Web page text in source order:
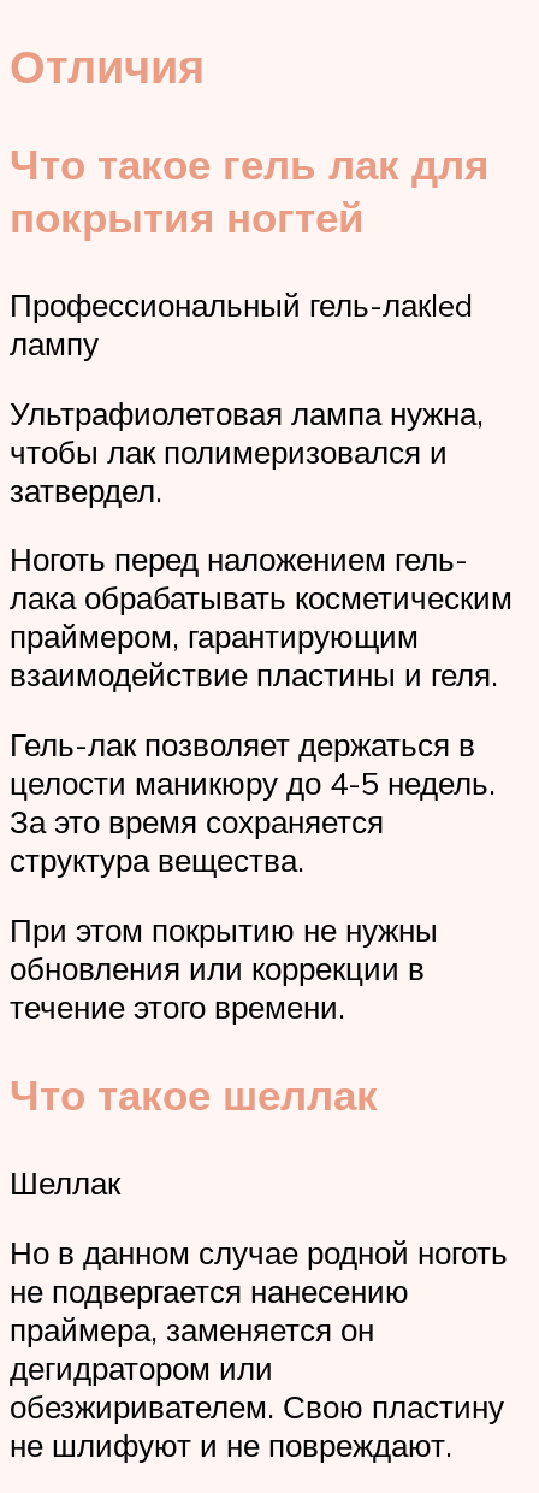
Отличия
Что такое гель лак для
покрытия ногтей
Профессиональный гель-лакled
лампу
Ультрафиолетовая лампа нужна,
чтобы лак полимеризовался и
затвердел.
Ноготь перед наложением гель-
лака обрабатывать косметическим
праймером, гарантирующим
взаимодействие пластины и геля.
Гель-лак позволяет держаться в
целости маникюру до 4-5 недель.
За это время сохраняется
структура вещества.
При этом покрытию не нужны
обновления или коррекции в
течение этого времени.
Что такое шеллак
Шеллак
Но в данном случае родной ноготь
не подвергается нанесению
праймера, заменяется он
дегидратором или
обезжиривателем. Свою пластину
не шлифуют и не повреждают.